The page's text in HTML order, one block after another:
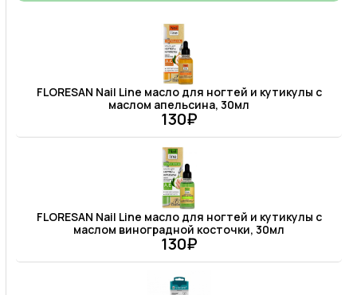
FLORESAN Nail Line масло для ногтей и кутикулы с
маслом апельсина, 30мл
130₽
FLORESAN Nail Line масло для ногтей и кутикулы с
маслом виноградной косточки, 30мл
130₽